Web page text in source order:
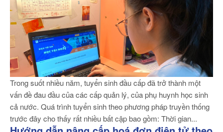
Trong suốt nhiều năm, tuyển sinh đầu cấp đã trở thành một
vấn đề đau đầu của các cấp quản lý, của phụ huynh học sinh
cả nước. Quá trình tuyển sinh theo phương pháp truyền thống
trước đây cho thấy rất nhiều bất cập bao gồm: Thời gian...